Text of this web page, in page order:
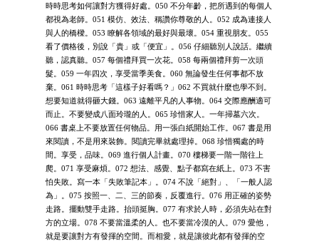
時時思考如何讓對方獲得好處。050 不分年齡，把所遇到的每個人
都視為老師。051 模仿、效法、稱讚你尊敬的人。052 成為連接人
與人的橋樑。053 瞭解各領域的最好與最壞。054 重視朋友。055
看了價格後，別說「貴」或「便宜」。056 仔細聽別人說話。繼續
聽，認真聽。057 每個禮拜買一次花。058 每兩個禮拜剪一次頭
髮。059 一年四次，享受當季美食。060 無論發生任何事都不放
棄。061 時時思考「這樣子好看嗎？」062 不買就什麼也學不到。
想要知道就得砸大錢。063 遠離平凡的人事物。064 交際應酬適可
而止。不要變成八面玲瓏的人。065 珍惜家人。一年掃墓六次。
066 書桌上不要放置任何物品。用一張白紙開始工作。067 書是用
來閱讀，不是用來裝飾。閱讀完畢就處理掉。068 珍惜獨處的時
間。享受，品味。069 進行個人計畫。070 樓梯要一階一階往上
爬。071 享受麻煩。072 想法、感覺、點子都寫在紙上。073 不害
怕失敗。寫一本「失敗筆記本」。074 不說「絕對」、「一般人認
為」。075 按照一、二、三的節奏，反覆進行。076 用正確的姿勢
走路。擺動雙手走路。抬頭挺胸。077 有求於人時，必須先站在對
方的立場。078 不要當溫柔的人。也不要當冷漠的人。079 愛他，
就是要讓對方有發揮的空間。而相愛，就是讓彼此都有發揮的空